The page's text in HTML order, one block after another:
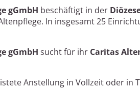
gGmbH beschäftigt in der
In insgesamt 25
gGmbH sucht für ihr Caritas
Anstellung in Vollzeit oder in